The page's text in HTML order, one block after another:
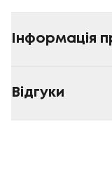
Інформація
Відгуки